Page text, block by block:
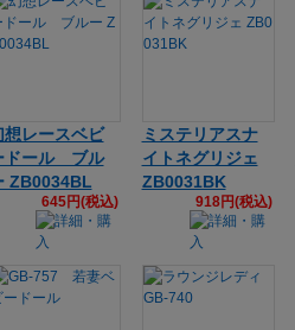
想レースベビ
ドール ブル
ZB0034BL
645円(税込)
ミステリアスナ
イトネグリジェ
ZB0031BK
918円(税込)